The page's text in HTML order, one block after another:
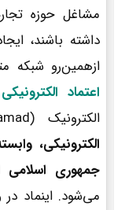
مشاغل حوزه
داشته باشند،
ازهمین‌رو شبکه
اعتماد الکترونیکی
الکترونیک (E-Namad) توسط م
الکترونیکی،
جمهوری اسلامی
می‌شود. اینماد